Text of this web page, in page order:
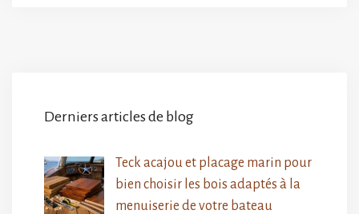
Derniers articles de blog
Teck acajou et placage marin pour
bien choisir les bois adaptés à la
menuiserie de votre bateau